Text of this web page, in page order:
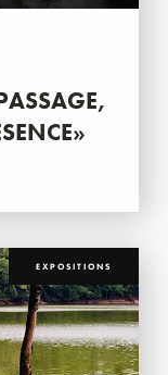
EXPOSITIONS